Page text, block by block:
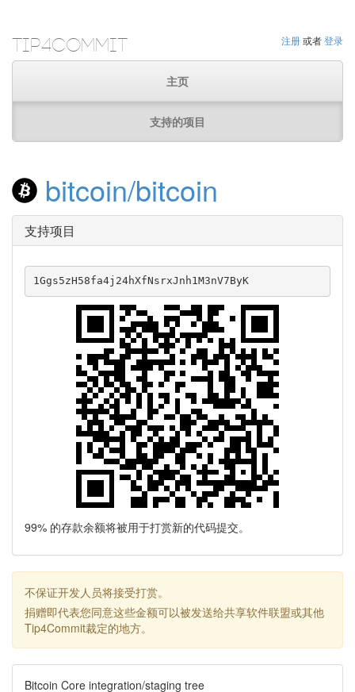
注册或者登录
Tip4Commit
主页
支持的项目
bitcoin/bitcoin
支持项目
1Ggs5zH58fa4j24hXfNsrxJnh1M3nV7ByK
99% 的存款余额将被用于打赏新的代码提交。
不保证开发人员将接受打赏。
捐赠即代表您同意这些金额可以被发送给共享软件联盟或其他
Tip4Commit裁定的地方。
Bitcoin Core integration/staging tree